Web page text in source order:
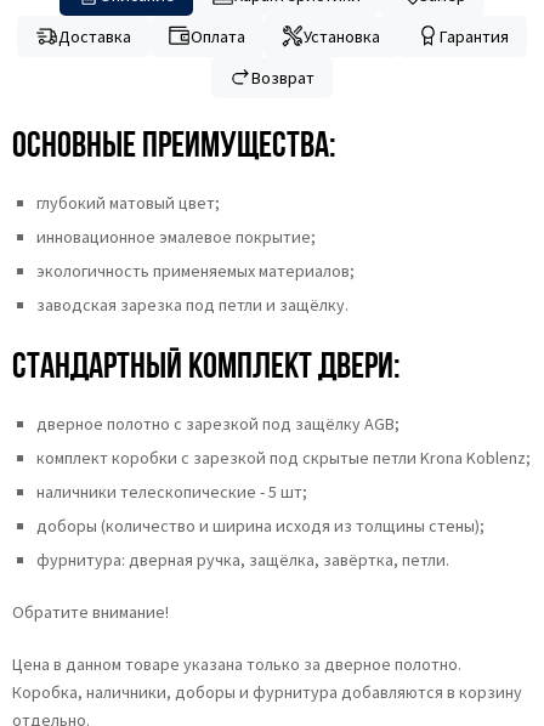
Доставка
Оплата Установка
Гарантия
Возврат
Основные преимущества:
глубокий матовый цвет;
инновационное эмалевое покрытие;
экологичность применяемых материалов;
заводская зарезка под петли и защёлку.
Стандартный комплект двери:
дверное полотно с зарезкой под защёлку AGB;
комплект коробки с зарезкой под скрытые петли Krona Koblenz;
наличники телескопические - 5 шт;
доборы (количество и ширина исходя из толщины стены);
фурнитура: дверная ручка, защёлка, завёртка, петли.
Обратите внимание!
Цена в данном товаре указана только за дверное полотно.
Коробка, наличники, доборы и фурнитура добавляются в корзину
отдельно.